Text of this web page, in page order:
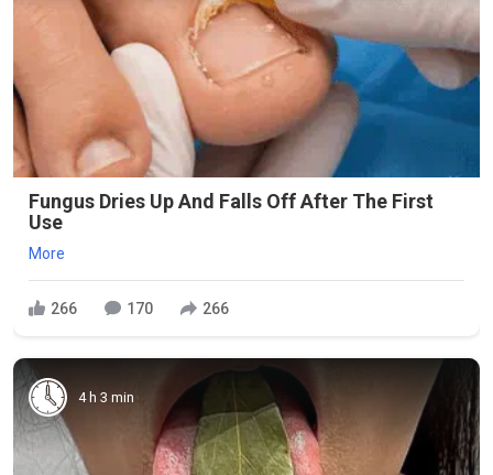
Fungus Dries Up And Falls Off After The First
Use
More
266 170 266
4 h 3 min